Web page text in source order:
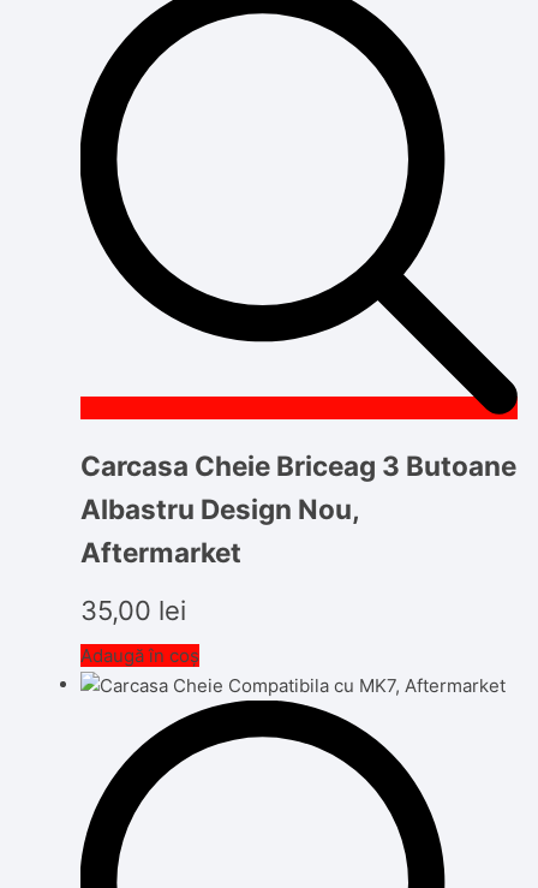
Carcasa Cheie Briceag 3 Butoane
Albastru Design Nou,
Aftermarket
35,00 lei
Adaugă în coș